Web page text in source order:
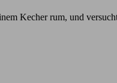
Kecher rum, und